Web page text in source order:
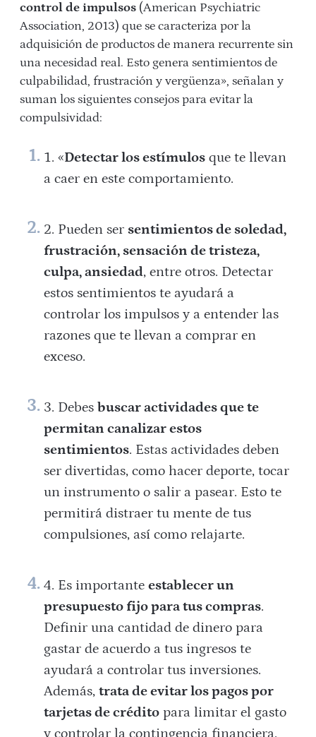
control de impulsos (American Psychiatric
Association, 2013) que se caracteriza por la
adquisición de productos de manera recurrente sin
una necesidad real. Esto genera sentimientos de
culpabilidad, frustración y vergüenza», señalan y
suman los siguientes consejos para evitar la
compulsividad:
«Detectar los estímulosque te llevan
a caer en este comportamiento.
Pueden ser sentimientos de soledad,
frustración, sensación de tristeza,
culpa, ansiedad, entre otros. Detectar
estos sentimientos te ayudará a
controlar los impulsos y a entender las
razones que te llevan a comprar en
exceso.
Debes buscar actividades que te
permitan canalizar estos
sentimientos. Estas actividades deben
ser divertidas, como hacer deporte, tocar
un instrumento o salir a pasear. Esto te
permitirá distraer tu mente de tus
compulsiones, así como relajarte.
Es importante establecer un
presupuesto fijo para tus compras.
Definir una cantidad de dinero para
gastar de acuerdo a tus ingresos te
ayudará a controlar tus inversiones.
Además, trata de evitar los pagos por
tarjetas de créditopara limitar el gasto
y controlar la contingencia financiera.